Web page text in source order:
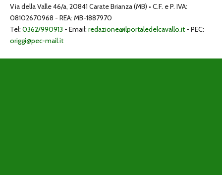
Via della Valle 46/a, 20841 Carate Brianza (MB) • C.F. e P. IVA:
08102670968 - REA: MB-1887970
Tel: 0362/990913 - Email: redazione@ilportaledelcavallo.it - PEC:
origgi@pec-mail.it